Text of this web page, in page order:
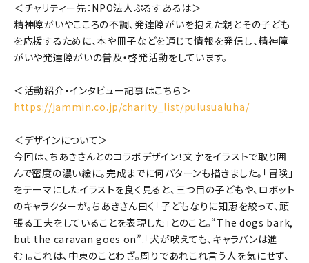
＜チャリティー先：NPO法人ぷるすあるは＞
精神障がいやこころの不調、発達障がいを抱えた親とその子ども
を応援するために、本や冊子などを通じて情報を発信し、精神障
がいや発達障がいの普及・啓発活動をしています。
＜活動紹介・インタビュー記事はこちら＞
https://jammin.co.jp/charity_list/pulusualuha/
＜デザインについて＞
今回は、ちあきさんとのコラボデザイン！文字をイラストで取り囲
んで密度の濃い絵に。完成までに何パターンも描きました。「冒険」
をテーマにしたイラストを良く見ると、三つ目の子どもや、ロボット
のキャラクターが。ちあきさん曰く「子どもなりに知恵を絞って、頑
張る工夫をしていることを表現した」とのこと。“The dogs bark,
but the caravan goes on”.「犬が吠えても、キャラバンは進
む」。これは、中東のことわざ。周りであれこれ言う人を気にせず、